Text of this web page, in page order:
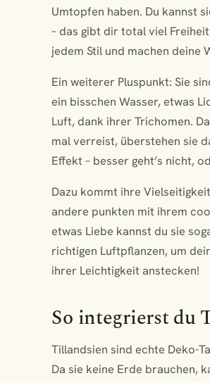
Umtopfen haben. Du kannst
– das gibt dir total viel
jedem Stil und machen deine
Ein weiterer Pluspunkt: Sie
ein bisschen Wasser, etwas
Luft, dank ihrer Trichomen.
mal verreist, überstehen sie
Effekt – besser geht’s nicht,
Dazu kommt ihre
andere punkten mit ihrem
etwas Liebe kannst du sie
richtigen Luftpflanzen, um
ihrer Leichtigkeit anstecken!
So integrierst du
Tillandsien sind echte Deko-
Da sie keine Erde brauchen,